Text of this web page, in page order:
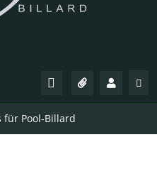
für Pool-Billard